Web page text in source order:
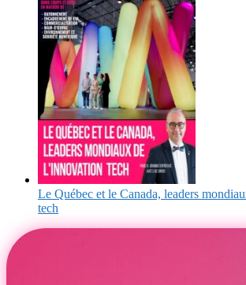
Le Québec et le Canada, leaders
tech